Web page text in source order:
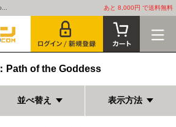
あと 8,000円 で送料無料
Path of the Goddess
並べ替え 表示方法